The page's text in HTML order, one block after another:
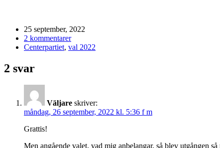
25 september, 2022
2 kommentarer
Centerpartiet, val 2022
2 svar
Väljare skriver:
måndag, 26 september, 2022 kl. 5:36 f m
Grattis!
Men angående valet, vad mig anbelangar, så blev utgången